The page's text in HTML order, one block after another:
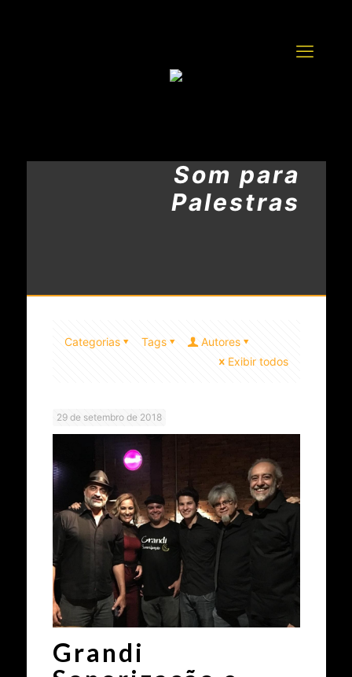
Som para
Palestras
Categorias Tags
Autores
Exibir todos
29 de setembro de 2018
Grandi